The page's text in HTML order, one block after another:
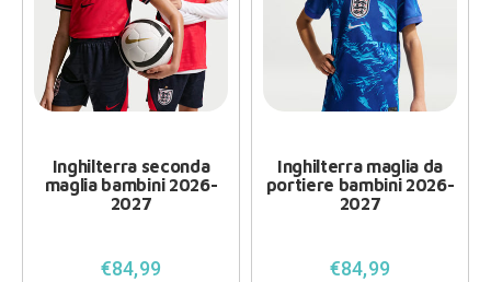
Inghilterra seconda
maglia bambini 2026-
2027
€84,99
Inghilterra maglia da
portiere bambini 2026-
2027
€84,99